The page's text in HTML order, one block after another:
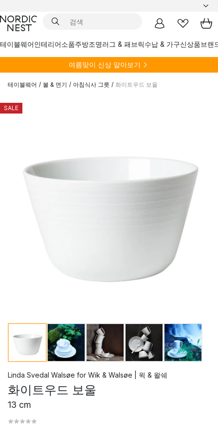
테이블웨어인테리어소품주방조명러그 & 패브릭수납 & 가구신상품브랜
여름맞이 신상 알아보기
테이블웨어 / 볼 & 면기 / 아침식사 그릇 / 화이트우드 보울
SALE
Linda Svedal Walsøe for Wik & Walsøe | 윅 & 왈쉐
화이트우드 보울
13 cm